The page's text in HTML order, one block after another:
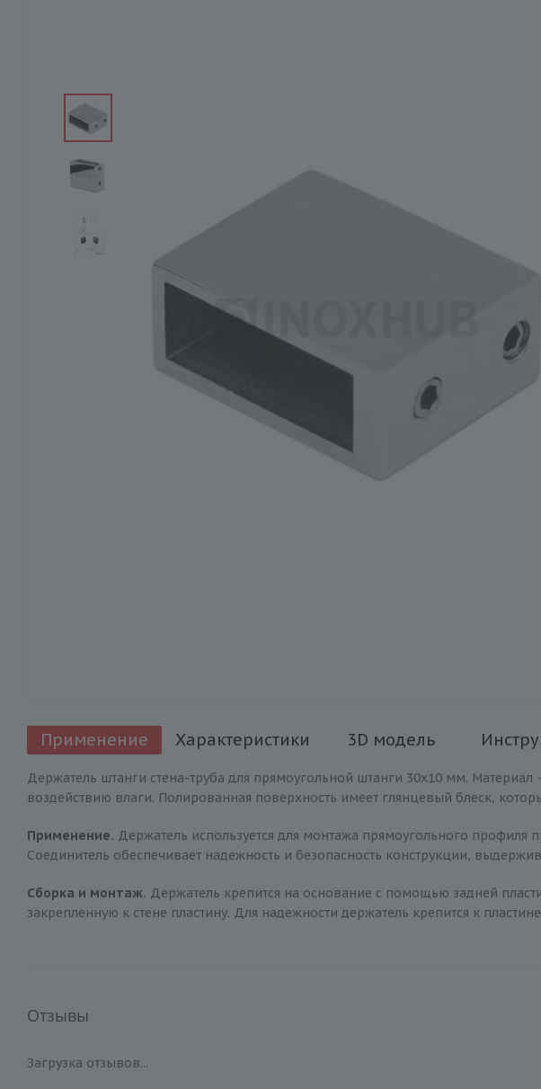
Применение Характеристики 3D модель
Держатель штанги стена-труба для прямоугольной штанги 30х10 мм.
воздействию влаги. Полированная поверхность имеет глянцевый блеск,
Применение. Держатель используется для монтажа прямоугольного профиля
Соединитель обеспечивает надежность и безопасность конструкции,
Сборка и монтаж. Держатель крепится на основание с помощью задней
закрепленную к стене пластину. Для надежности держатель крепится к
Отзывы
Загрузка отзывов...